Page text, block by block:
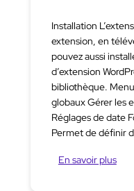
Installation
extension, en
pouvez aussi
d’extension
bibliothèque.
globaux Gérer les
Réglages de date
Permet de définir
En savoir plus